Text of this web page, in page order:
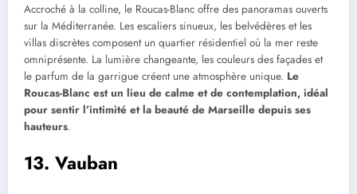
Accroché à la colline, le Roucas-Blanc offre des panoramas ouverts
sur la Méditerranée. Les escaliers sinueux, les belvédères et les
villas discrètes composent un quartier résidentiel où la mer reste
omniprésente. La lumière changeante, les couleurs des façades et
le parfum de la garrigue créent une atmosphère unique. Le
Roucas-Blanc est un lieu de calme et de contemplation, idéal
pour sentir l’intimité et la beauté de Marseille depuis ses
hauteurs.
13. Vauban